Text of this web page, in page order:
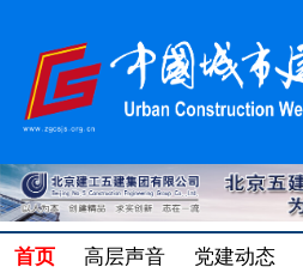
首页 高层声音 党建动态